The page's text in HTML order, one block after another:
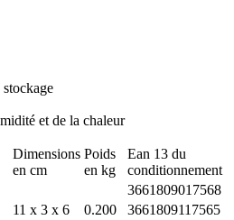
et de la chaleur
Dimensions
en cm
Poids
en kg
Ean 13 du
conditionnement
3661809017568
11 x 3 x 6 0.200
3661809117565